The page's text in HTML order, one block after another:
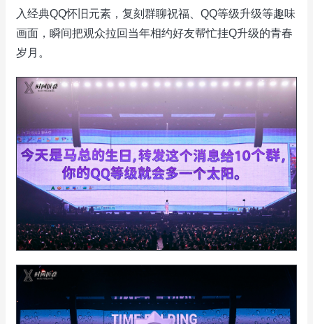
入经典QQ怀旧元素，复刻群聊祝福、QQ等级升级等趣味
画面，瞬间把观众拉回当年相约好友帮忙挂Q升级的青春
岁月。